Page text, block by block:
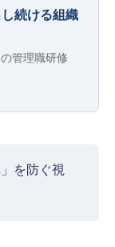
続ける組織
管理職研修
を防ぐ視